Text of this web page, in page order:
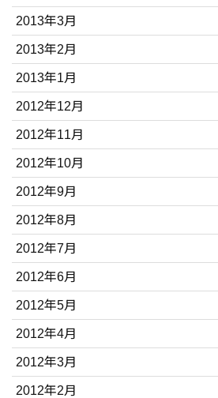
2013年3月
2013年2月
2013年1月
2012年12月
2012年11月
2012年10月
2012年9月
2012年8月
2012年7月
2012年6月
2012年5月
2012年4月
2012年3月
2012年2月